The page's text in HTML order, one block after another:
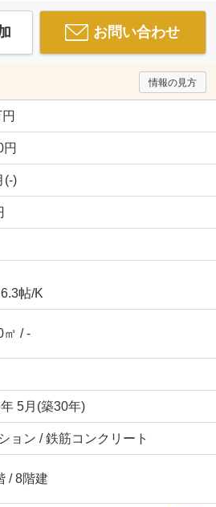
お問い合わせ
情報の見方
円
(-)
帖/K
㎡ / -
5月(築30年)
ョン / 鉄筋コンクリート
/ 8階建